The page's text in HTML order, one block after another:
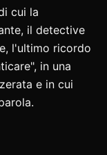
cui la
il detective
l'ultimo ricordo
in una
e in cui